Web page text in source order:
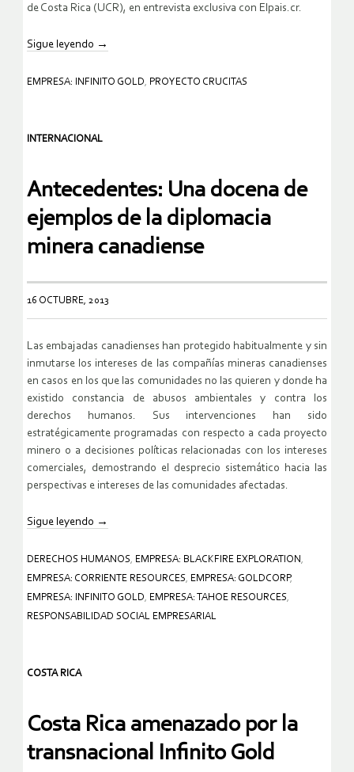
de Costa Rica (UCR), en entrevista exclusiva con Elpais.cr.
Sigue leyendo →
EMPRESA: INFINITO GOLD, PROYECTO CRUCITAS
INTERNACIONAL
Antecedentes: Una docena de
ejemplos de la diplomacia
minera canadiense
16 OCTUBRE, 2013
Las embajadas canadienses han protegido habitualmente y sin
inmutarse los intereses de las compañías mineras canadienses
en casos en los que las comunidades no las quieren y donde ha
existido constancia de abusos ambientales y contra los
derechos humanos. Sus intervenciones han sido
estratégicamente programadas con respecto a cada proyecto
minero o a decisiones políticas relacionadas con los intereses
comerciales, demostrando el desprecio sistemático hacia las
perspectivas e intereses de las comunidades afectadas.
Sigue leyendo →
DERECHOS HUMANOS, EMPRESA: BLACKFIRE EXPLORATION ,
EMPRESA: CORRIENTE RESOURCES, EMPRESA: GOLDCORP,
EMPRESA: INFINITO GOLD, EMPRESA: TAHOE RESOURCES,
RESPONSABILIDAD SOCIAL EMPRESARIAL
COSTA RICA
Costa Rica amenazado por la
transnacional Infinito Gold